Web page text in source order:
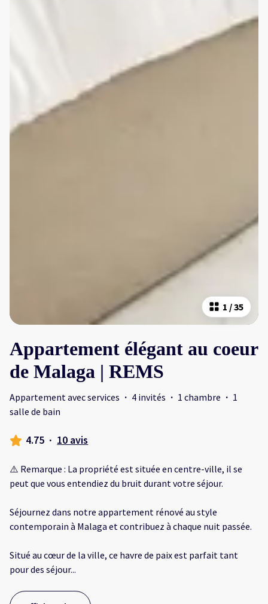
1 /35
Appartement élégant au coeur
de Malaga | REMS
Appartement avec services · 4 invités · 1 chambre · 1
salle de bain
4.75 · 10 avis
⚠️ Remarque : La propriété est située en centre-ville, il se
peut que vous entendiez du bruit durant votre séjour.
Séjournez dans notre appartement rénové au style
contemporain à Malaga et contribuez à chaque nuit passée.
Situé au cœur de la ville, ce havre de paix est parfait tant
pour des séjour...